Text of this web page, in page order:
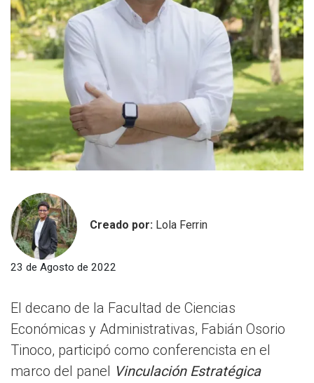
Creado por: Lola Ferrin
23 de Agosto de 2022
El decano de la Facultad de Ciencias
Económicas y Administrativas, Fabián Osorio
Tinoco, participó como conferencista en el
marco del panel Vinculación Estratégica